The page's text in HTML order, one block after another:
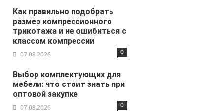
Как правильно подобрать
размер компрессионного
трикотажа и не ошибиться с
классом компрессии
07.08.2026 0
Выбор комплектующих для
мебели: что стоит знать при
оптовой закупке
07.08.2026 0